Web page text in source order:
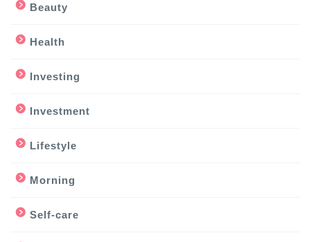
Beauty
Health
Investing
Investment
Lifestyle
Morning
Self-care